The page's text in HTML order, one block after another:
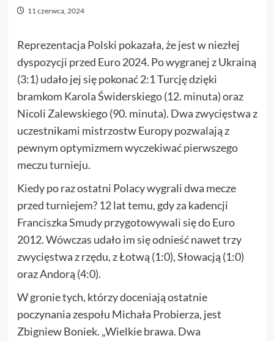
11 czerwca, 2024
Reprezentacja Polski pokazała, że jest w niezłej
dyspozycji przed Euro 2024. Po wygranej z Ukrainą
(3:1) udało jej się pokonać 2:1 Turcję dzięki
bramkom Karola Świderskiego (12. minuta) oraz
Nicoli Zalewskiego (90. minuta). Dwa zwycięstwa z
uczestnikami mistrzostw Europy pozwalają z
pewnym optymizmem wyczekiwać pierwszego
meczu turnieju.
Kiedy po raz ostatni Polacy wygrali dwa mecze
przed turniejem? 12 lat temu, gdy za kadencji
Franciszka Smudy przygotowywali się do Euro
2012. Wówczas udało im się odnieść nawet trzy
zwycięstwa z rzędu, z Łotwą (1:0), Słowacją (1:0)
oraz Andorą (4:0).
W gronie tych, którzy doceniają ostatnie
poczynania zespołu Michała Probierza, jest
Zbigniew Boniek. „Wielkie brawa. Dwa